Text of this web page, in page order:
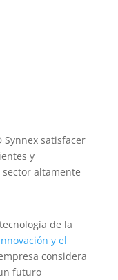
satisfacer
y
altamente
de la
y el
considera
futuro